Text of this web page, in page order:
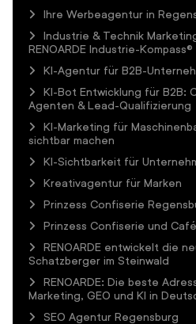
Ihre Werbeagentur in
Industrie & Technik
RENOARDE Industrie-
KI-Agentur für B2B-
KI-Bot Entwicklung für B2B:
Agenten & Lead-Qualifizierung
KI-Marketing für
sichtbar machen
KI-Sichtbarkeit für
Kreativagentur für Marken
Prinzess Confiserie
Prinzess Confiserie und Café
RENOARDE entwickelt die
Schatzberger im Steinwald
RENOARDE: Die beste
Marketing, GEO und KI in
SEO Agentur Regensburg